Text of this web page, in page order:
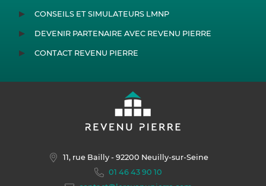
CONSEILS ET SIMULATEURS LMNP
DEVENIR PARTENAIRE AVEC REVENU PIERRE
CONTACT REVENU PIERRE
11, rue Bailly- 92200 Neuilly-sur-Seine
01 46 43 90 10